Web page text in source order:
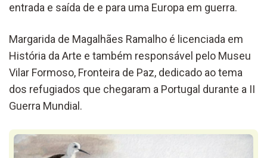
entrada e saída de e para uma Europa em guerra.
Margarida de Magalhães Ramalho é licenciada em
História da Arte e também responsável pelo Museu
Vilar Formoso, Fronteira de Paz, dedicado ao tema
dos refugiados que chegaram a Portugal durante a II
Guerra Mundial.